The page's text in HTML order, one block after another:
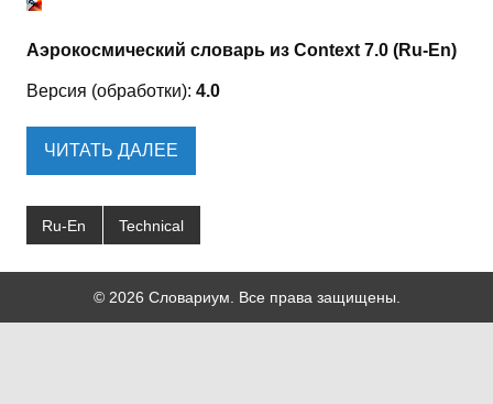
Аэрокосмический словарь из Context 7.0 (Ru-En)
Версия (обработки): 4.0
ЧИТАТЬ ДАЛЕЕ
Ru-En Technical
© 2026 Словариум. Все права защищены.